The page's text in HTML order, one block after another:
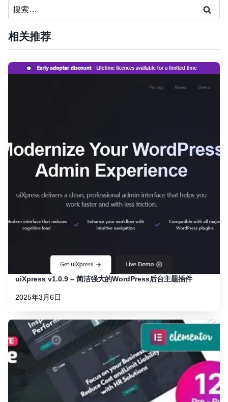
搜
索：
相关推荐
uiXpress v1.0.9 – 简洁强大的WordPress后台主题插件
2025年3月6日